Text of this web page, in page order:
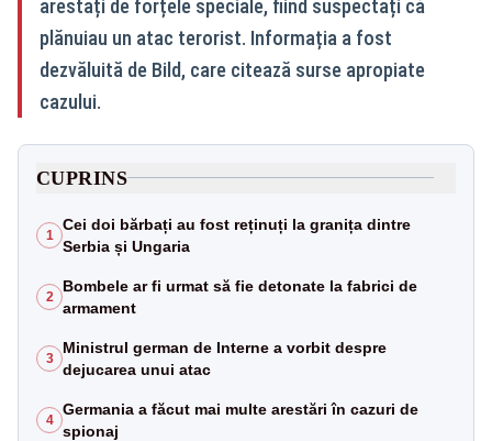
arestați de forțele speciale, fiind suspectați că
plănuiau un atac terorist. Informația a fost
dezvăluită de Bild, care citează surse apropiate
cazului.
CUPRINS
1
Cei doi bărbați au fost reținuți la granița dintre
Serbia și Ungaria
2
Bombele ar fi urmat să fie detonate la fabrici de
armament
3
Ministrul german de Interne a vorbit despre
dejucarea unui atac
4
Germania a făcut mai multe arestări în cazuri de
spionaj